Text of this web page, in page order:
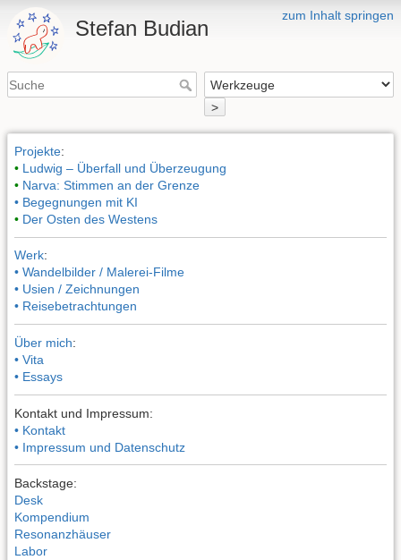
zum Inhalt springen
Stefan Budian
>
Projekte:
• Ludwig – Überfall und Überzeugung
• Narva: Stimmen an der Grenze
• Begegnungen mit KI
• Der Osten des Westens
Werk:
• Wandelbilder / Malerei-Filme
• Usien / Zeichnungen
• Reisebetrachtungen
Über mich:
• Vita
• Essays
Kontakt und Impressum:
• Kontakt
• Impressum und Datenschutz
Backstage:
Desk
Kompendium
Resonanzhäuser
Labor